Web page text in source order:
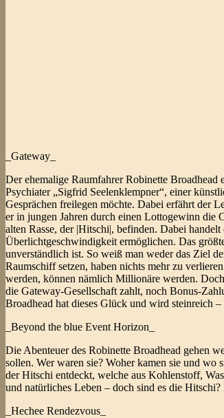
_Gateway_
Der ehemalige Raumfahrer Robinette
Psychiater „Sigfrid Seelenklempner“, einer
Gesprächen freilegen möchte. Dabei erfährt der
er in jungen Jahren durch einen Lottogewinn die
alten Rasse, der |Hitschi|, befinden. Dabei
Überlichtgeschwindigkeit ermöglichen. Das
unverständlich ist. So weiß man weder das Ziel
Raumschiff setzen, haben nichts mehr zu
werden, können nämlich Millionäre werden.
die Gateway-Gesellschaft zahlt, noch Bonus-
Broadhead hat dieses Glück und wird steinreich
_Beyond the blue Event Horizon_
Die Abenteuer des Robinette Broadhead gehen
sollen. Wer waren sie? Woher kamen sie und
der Hitschi entdeckt, welche aus Kohlenstoff,
und natürliches Leben – doch sind es die
_Hechee Rendezvous_